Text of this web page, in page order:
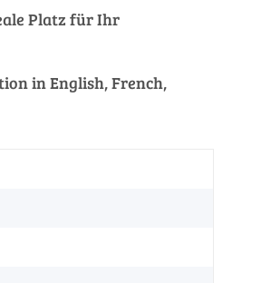
Platz für Ihr
in English, French,